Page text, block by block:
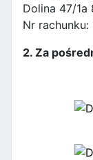
Dolina 47/1a
Nr rachunku:
2. Za